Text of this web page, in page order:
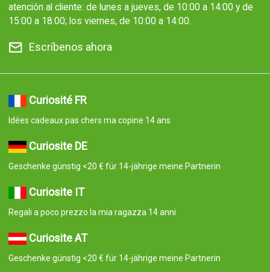
atención al cliente: de lunes a jueves, de 10:00 a 14:00 y de
15:00 a 18:00; los viernes, de 10:00 a 14:00.
Escríbenos ahora
Curiosité FR
Idées cadeaux pas chers ma copine 14 ans
Curiosite DE
Geschenke günstig <20 € für 14-jährige meine Partnerin
Curiosite IT
Regali a poco prezzo la mia ragazza 14 anni
Curiosite AT
Geschenke günstig <20 € für 14-jährige meine Partnerin